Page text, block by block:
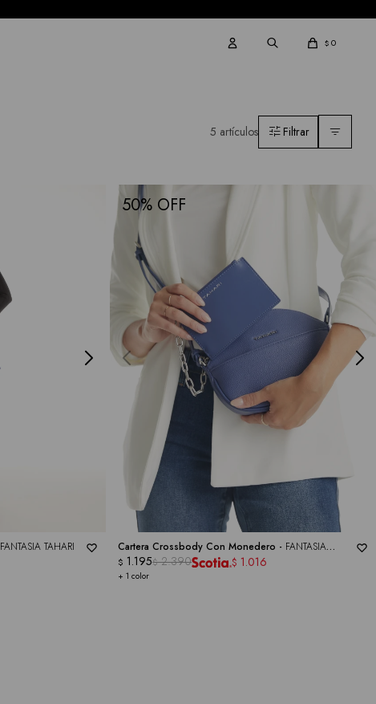
$ 0
5 artículos
FANTASIA TAHARI
50
Cartera Crossbody Con Monedero - FANTASIA
TAHARI
+ 1 color
$ 1.195$ 2.390 $ 1.016